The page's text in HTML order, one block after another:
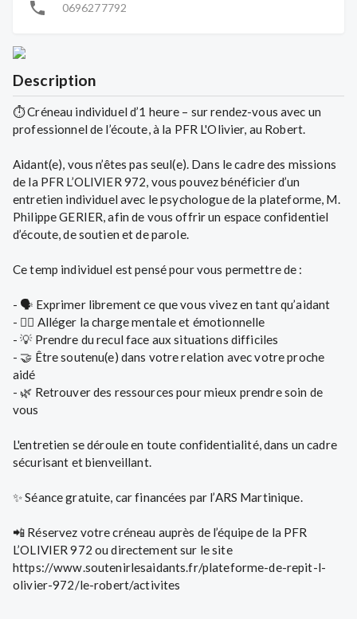
Description
⏱ Créneau individuel d’1 heure – sur rendez-vous avec un
professionnel de l’écoute, à la PFR L'Olivier, au Robert.
Aidant(e), vous n’êtes pas seul(e). Dans le cadre des missions
de la PFR L’OLIVIER 972, vous pouvez bénéficier d’un
entretien individuel avec le psychologue de la plateforme, M.
Philippe GERIER, afin de vous offrir un espace confidentiel
d’écoute, de soutien et de parole.
Ce temp individuel est pensé pour vous permettre de :
- 🗣 Exprimer librement ce que vous vivez en tant qu’aidant
- 🧘‍♀️ Alléger la charge mentale et émotionnelle
- 💡 Prendre du recul face aux situations difficiles
- 🤝 Être soutenu(e) dans votre relation avec votre proche
aidé
- 🌿 Retrouver des ressources pour mieux prendre soin de
vous
L'entretien se déroule en toute confidentialité, dans un cadre
sécurisant et bienveillant.
✨ Séance gratuite, car financées par l’ARS Martinique.
📲 Réservez votre créneau auprès de l’équipe de la PFR
L’OLIVIER 972 ou directement sur le site
https://www.soutenirlesaidants.fr/plateforme-de-repit-l-
olivier-972/le-robert/activites
0696277792